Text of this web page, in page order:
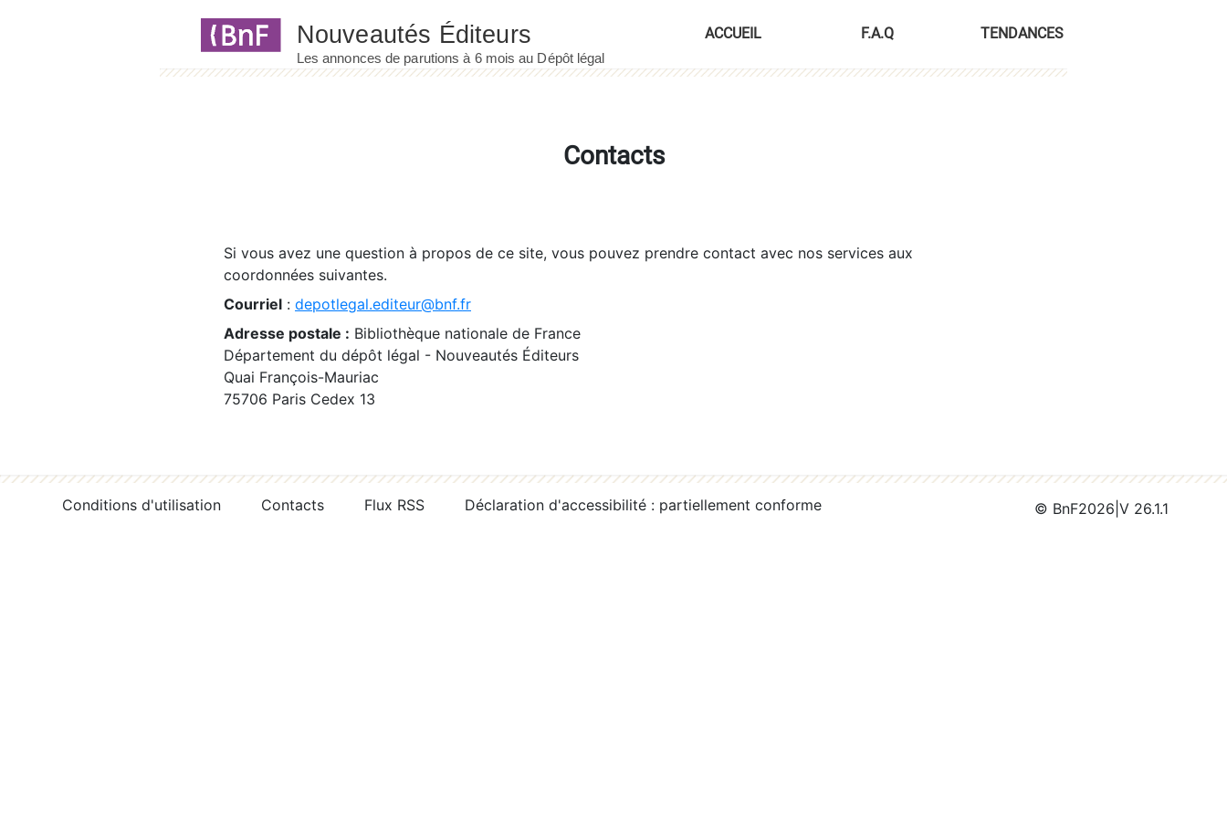
ACCUEIL F.A.Q TENDANCES
Contacts
Si vous avez une question à propos de ce site, vous pouvez prendre contact avec nos services aux
coordonnées suivantes.
Courriel : depotlegal.editeur@bnf.fr
Adresse postale : Bibliothèque nationale de France
Département du dépôt légal - Nouveautés Éditeurs
Quai François-Mauriac
75706 Paris Cedex 13
Conditions d'utilisation Contacts Flux RSS Déclaration d'accessibilité : partiellement conforme © BnF2026 V 26.1.1